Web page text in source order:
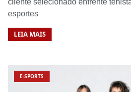
cliente selecionado enfrente
esportes
LEIA MAIS
E-SPORTS